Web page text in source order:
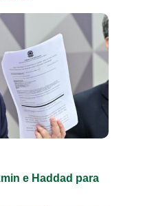
e Haddad para